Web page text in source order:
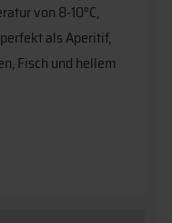
von 8-10°C,
als Aperitif,
Fisch und hellem